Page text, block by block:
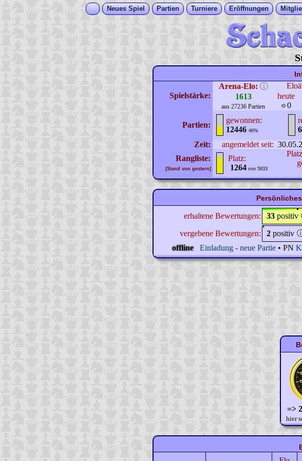
Neues Spiel Partien Turniere Eröffnungen
Spielstärke:
Arena-Elo: ⓘ
1613
aus 27236 Partien
heute
0
Partien:
gewonnen:
12446 46%
Zeit:
angemeldet seit:
Rangliste:
[Stand von gestern]
Platz:
1264 von 5833
erhaltene Bewertungen: 33 positiv
vergebene Bewertungen:
2 positiv
offline
Einladung - neue Partie • PN
=>
hier